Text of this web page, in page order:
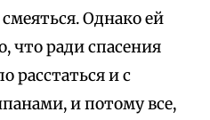
Однако ей
что ради спасения
расстаться и с
и потому все,